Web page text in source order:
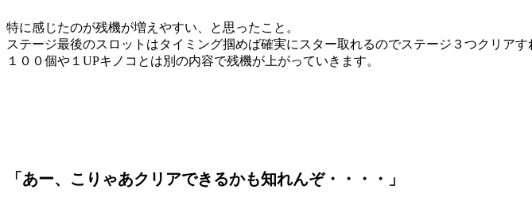
特に感じたのが残機が増えやすい、と思ったこと。
ステージ最後のスロットはタイミング掴めば確実にスター取れるのでステージ３つクリア
１００個や１UPキノコとは別の内容で残機が上がっていきます。
「あー、こりゃあクリアできるかも知れんぞ・・・・」